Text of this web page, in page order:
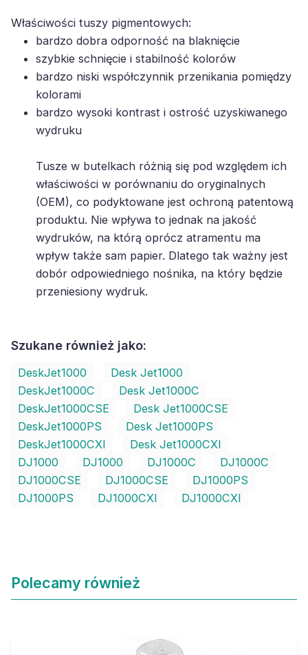
Właściwości tuszy pigmentowych:
bardzo dobra odporność na blaknięcie
szybkie schnięcie i stabilność kolorów
bardzo niski współczynnik przenikania pomiędzy
kolorami
bardzo wysoki kontrast i ostrość uzyskiwanego
wydruku
Tusze w butelkach różnią się pod względem ich
właściwości w porównaniu do oryginalnych
(OEM), co podyktowane jest ochroną patentową
produktu. Nie wpływa to jednak na jakość
wydruków, na którą oprócz atramentu ma
wpływ także sam papier. Dlatego tak ważny jest
dobór odpowiedniego nośnika, na który będzie
przeniesiony wydruk.
Szukane również jako:
DeskJet1000
Desk Jet1000
DeskJet1000C
Desk Jet1000C
DeskJet1000CSE
Desk Jet1000CSE
DeskJet1000PS
Desk Jet1000PS
DeskJet1000CXI
Desk Jet1000CXI
DJ1000
DJ1000 DJ1000C
DJ1000C
DJ1000CSE
DJ1000CSE
DJ1000PS
DJ1000PS
DJ1000CXI DJ1000CXI
Polecamy również